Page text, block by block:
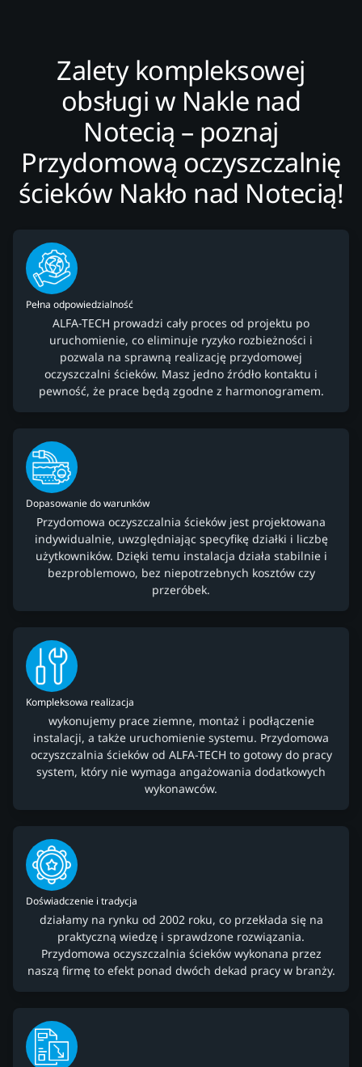
Zalety kompleksowej
obsługi w Nakle nad
Notecią – poznaj
Przydomową oczyszczalnię
ścieków Nakło nad Notecią!
Pełna odpowiedzialność
ALFA-TECH prowadzi cały proces od projektu po
uruchomienie, co eliminuje ryzyko rozbieżności i
pozwala na sprawną realizację przydomowej
oczyszczalni ścieków. Masz jedno źródło kontaktu i
pewność, że prace będą zgodne z harmonogramem.
Dopasowanie do warunków
Przydomowa oczyszczalnia ścieków jest projektowana
indywidualnie, uwzględniając specyfikę działki i liczbę
użytkowników. Dzięki temu instalacja działa stabilnie i
bezproblemowo, bez niepotrzebnych kosztów czy
przeróbek.
Kompleksowa realizacja
wykonujemy prace ziemne, montaż i podłączenie
instalacji, a także uruchomienie systemu. Przydomowa
oczyszczalnia ścieków od ALFA-TECH to gotowy do pracy
system, który nie wymaga angażowania dodatkowych
wykonawców.
Doświadczenie i tradycja
działamy na rynku od 2002 roku, co przekłada się na
praktyczną wiedzę i sprawdzone rozwiązania.
Przydomowa oczyszczalnia ścieków wykonana przez
naszą firmę to efekt ponad dwóch dekad pracy w branży.